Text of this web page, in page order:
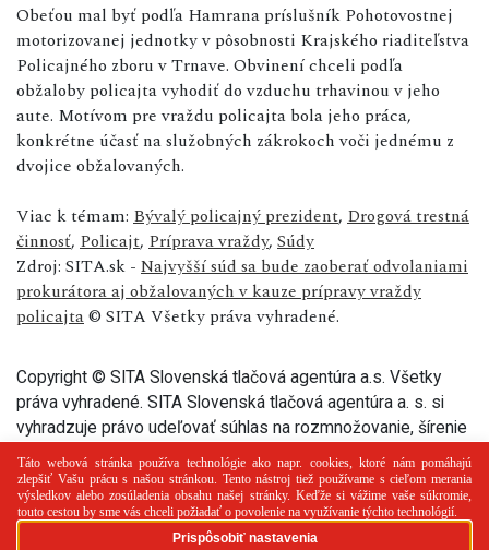
Obeťou mal byť podľa Hamrana príslušník Pohotovostnej
motorizovanej jednotky v pôsobnosti Krajského riaditeľstva
Policajného zboru v Trnave. Obvinení chceli podľa
obžaloby policajta vyhodiť do vzduchu trhavinou v jeho
aute. Motívom pre vraždu policajta bola jeho práca,
konkrétne účasť na služobných zákrokoch voči jednému z
dvojice obžalovaných.
Viac k témam: Bývalý policajný prezident, Drogová trestná
činnosť, Policajt, Príprava vraždy, Súdy
Zdroj: SITA.sk - Najvyšší súd sa bude zaoberať odvolaniami
prokurátora aj obžalovaných v kauze prípravy vraždy
policajta© SITA Všetky práva vyhradené.
Copyright © SITA Slovenská tlačová agentúra a.s. Všetky
práva vyhradené. SITA Slovenská tlačová agentúra a. s. si
vyhradzuje právo udeľovať súhlas na rozmnožovanie, šírenie